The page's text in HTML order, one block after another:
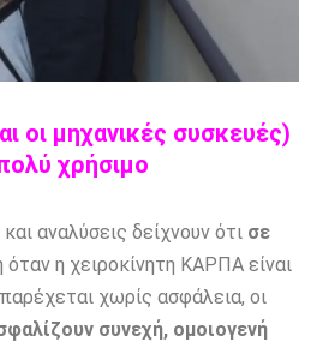
οι μηχανικές συσκευές)
χρήσιμο
αναλύσεις δείχνουν ότι σε
όταν η χειροκίνητη ΚΑΡΠΑ είναι
χωρίς ασφάλεια, οι
συνεχή, ομοιογενή